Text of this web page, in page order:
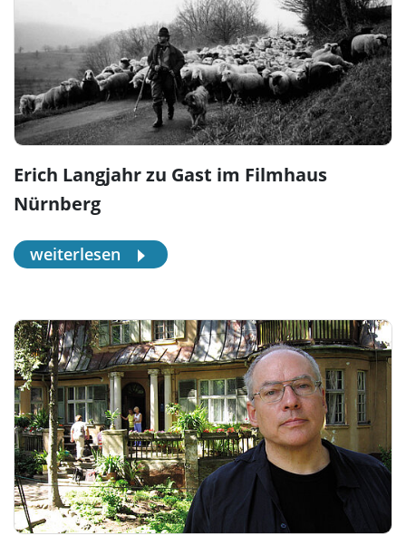
Erich Langjahr zu Gast im Filmhaus
Nürnberg
weiterlesen